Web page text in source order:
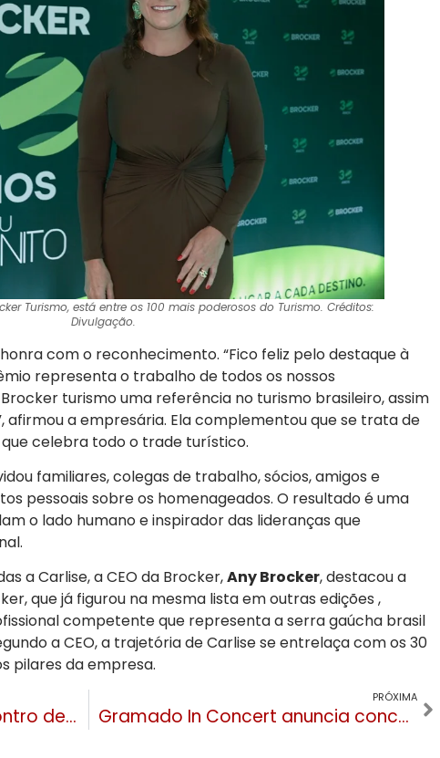
Turismo, está entre os 100 mais poderosos do Turismo. Créditos:
Divulgação.
com o reconhecimento. “Fico feliz pelo destaque à
representa o trabalho de todos os nossos
turismo uma referência no turismo brasileiro, assim
afirmou a empresária. Ela complementou que se trata de
celebra todo o trade turístico.
familiares, colegas de trabalho, sócios, amigos e
pessoais sobre os homenageados. O resultado é uma
o lado humano e inspirador das lideranças que
.
a Carlise, a CEO da Brocker,Any Brocker, destacou a
que já figurou na mesma lista em outras edições ,
competente que representa a serra gaúcha brasil
a CEO, a trajetória de Carlise se entrelaça com os 30
pilares da empresa.
Fenim fashion: O maior encontro de moda da América Latina acontece em Gramado no mês de janeiro
PRÓXIMA
Gramado In Concert anuncia concerto com maestro João Carlos Martins e abre a venda de ingressos